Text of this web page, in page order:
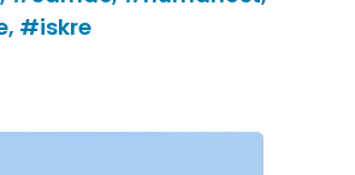
#iskre